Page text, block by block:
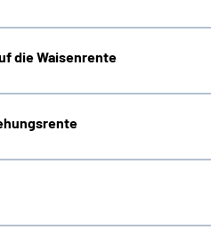
die Waisenrente